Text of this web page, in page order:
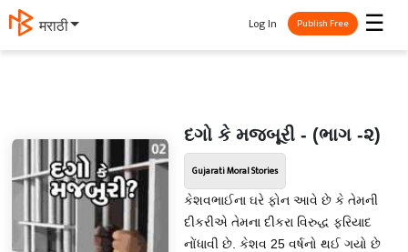
मराठी ☰
Log In Publish Free
દગો કે મજબૂરી - (ભાગ -૨)
Gujarati Moral Stories
કેશવભાઈના ઘરે ફોન આવે છે કે તેમની
દીકરીએ તેમના દીકરા વિરુદ્ધ ફરિયાદ
નોંધાવી છે. કેશવ 25 વર્ષનો થઈ ગયો છે